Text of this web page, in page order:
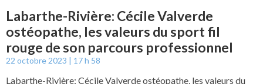
Labarthe-Rivière: Cécile Valverde
ostéopathe, les valeurs du sport fil
rouge de son parcours professionnel
22 octobre 2023 17 h 58
Labarthe-Rivière: Cécile Valverde ostéopathe, les valeurs du